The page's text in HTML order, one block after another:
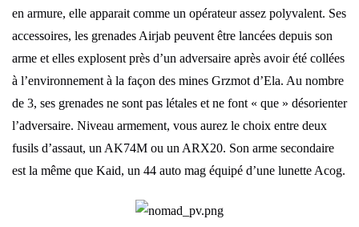
en armure, elle apparait comme un opérateur assez polyvalent. Ses
accessoires, les grenades Airjab peuvent être lancées depuis son
arme et elles explosent près d’un adversaire après avoir été collées
à l’environnement à la façon des mines Grzmot d’Ela. Au nombre
de 3, ses grenades ne sont pas létales et ne font « que » désorienter
l’adversaire. Niveau armement, vous aurez le choix entre deux
fusils d’assaut, un AK74M ou un ARX20. Son arme secondaire
est la même que Kaid, un 44 auto mag équipé d’une lunette Acog.